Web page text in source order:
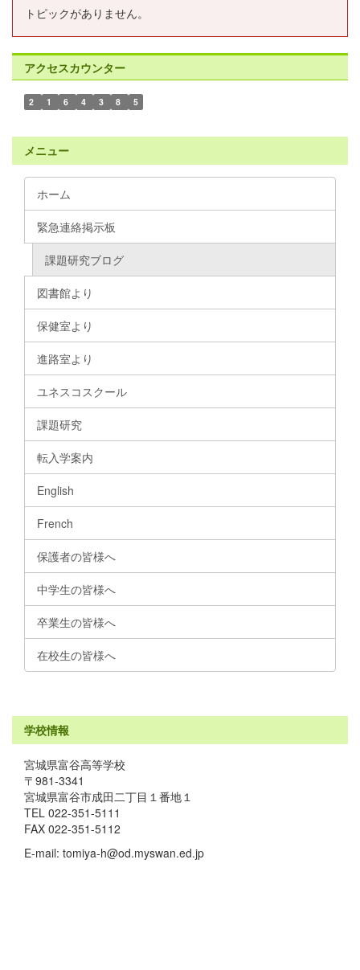
トピックがありません。
アクセスカウンター
2 1 6 4 3 8 5
メニュー
ホーム
緊急連絡掲示板
課題研究ブログ
図書館より
保健室より
進路室より
ユネスコスクール
課題研究
転入学案内
English
French
保護者の皆様へ
中学生の皆様へ
卒業生の皆様へ
在校生の皆様へ
学校情報
宮城県富谷高等学校
〒981-3341
宮城県富谷市成田二丁目１番地１
TEL 022-351-5111
FAX 022-351-5112
E-mail: tomiya-h@od.myswan.ed.jp